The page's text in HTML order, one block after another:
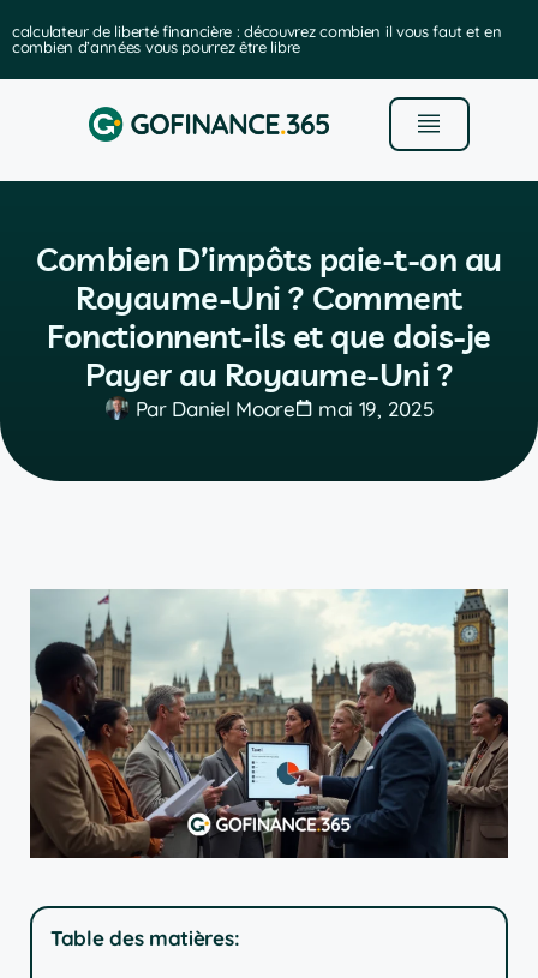
faut et en les meilleurs logiciels de gestion de portefeuille
Combien D’impôts paie-t-on au
Royaume-Uni ? Comment
Fonctionnent-ils et que dois-je
Payer au Royaume-Uni ?
ParDaniel Moore mai 19, 2025
Table des matières: